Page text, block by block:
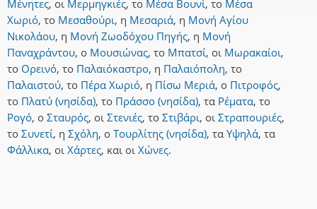
Μένητες, οι Μερμηγκιές, το Μέσα Βουνί, το Μέσα
Χωριό, το Μεσαθούρι, η Μεσαριά, η Μονή Αγίου
Νικολάου, η Μονή Ζωοδόχου Πηγής, η Μονή
Παναχράντου, ο Μουσιώνας, το Μπατσί, οι Μωρακαίοι,
το Ορεινό, το Παλαιόκαστρο, η Παλαιόπολη, το
Παλαιστού, το Πέρα Χωριό, η Πίσω Μεριά, ο Πιτροφός,
το Πλατύ (νησίδα), το Πράσσο (νησίδα), τα Ρέματα, το
Ρογό, ο Σταυρός, οι Στενιές, το Στιβάρι, οι Στραπουριές,
το Συνετί, η Σχόλη, ο Τουρλίτης (νησίδα), τα Υψηλά, τα
Φάλλικα, οι Χάρτες, και οι Χώνες.